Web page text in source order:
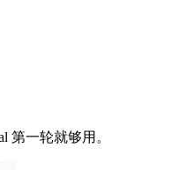
第一轮就够用。